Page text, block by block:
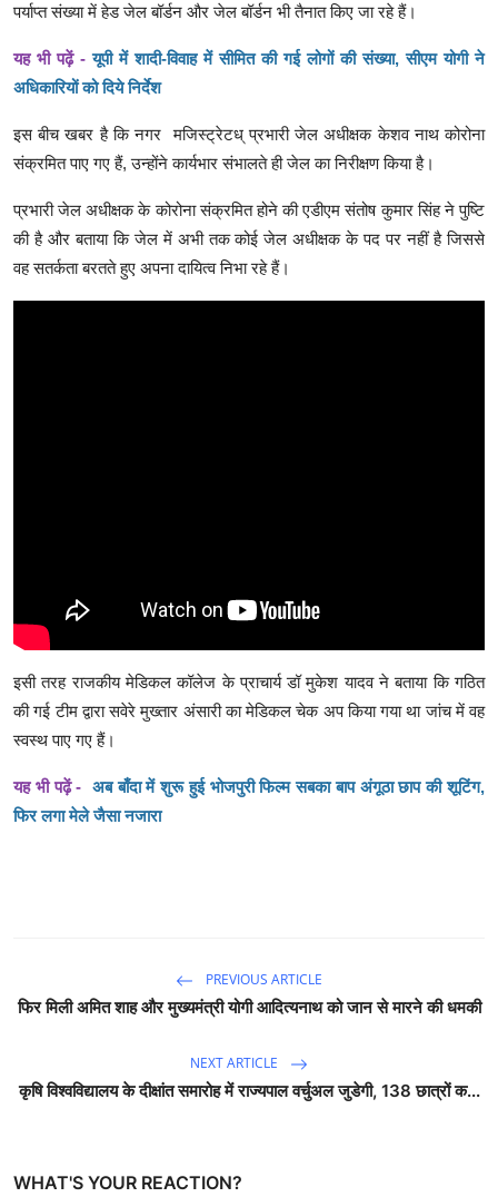
पर्याप्त संख्या में हेड जेल बॉर्डन और जेल बॉर्डन भी तैनात किए जा रहे हैं।
यह भी पढ़ें -यूपी में शादी-विवाह में सीमित की गई लोगों की संख्या, सीएम योगी ने
अधिकारियों को दिये निर्देश
इस बीच खबर है कि नगर मजिस्ट्रेटध् प्रभारी जेल अधीक्षक केशव नाथ कोरोना
संक्रमित पाए गए हैं, उन्होंने कार्यभार संभालते ही जेल का निरीक्षण किया है।
प्रभारी जेल अधीक्षक के कोरोना संक्रमित होने की एडीएम संतोष कुमार सिंह ने पुष्टि
की है और बताया कि जेल में अभी तक कोई जेल अधीक्षक के पद पर नहीं है जिससे
वह सतर्कता बरतते हुए अपना दायित्व निभा रहे हैं।
इसी तरह राजकीय मेडिकल कॉलेज के प्राचार्य डॉ मुकेश यादव ने बताया कि गठित
की गई टीम द्वारा सवेरे मुख्तार अंसारी का मेडिकल चेक अप किया गया था जांच में वह
स्वस्थ पाए गए हैं।
यह भी पढ़ें - अब बाँदा में शुरू हुई भोजपुरी फिल्म सबका बाप अंगूठा छाप की शूटिंग,
फिर लगा मेले जैसा नजारा
PREVIOUS ARTICLE
फिर मिली अमित शाह और मुख्यमंत्री योगी आदित्यनाथ को जान से मारने की धमकी
NEXT ARTICLE
कृषि विश्वविद्यालय के दीक्षांत समारोह में राज्यपाल वर्चुअल जुडेगी, 138 छात्रों क...
WHAT'S YOUR REACTION?